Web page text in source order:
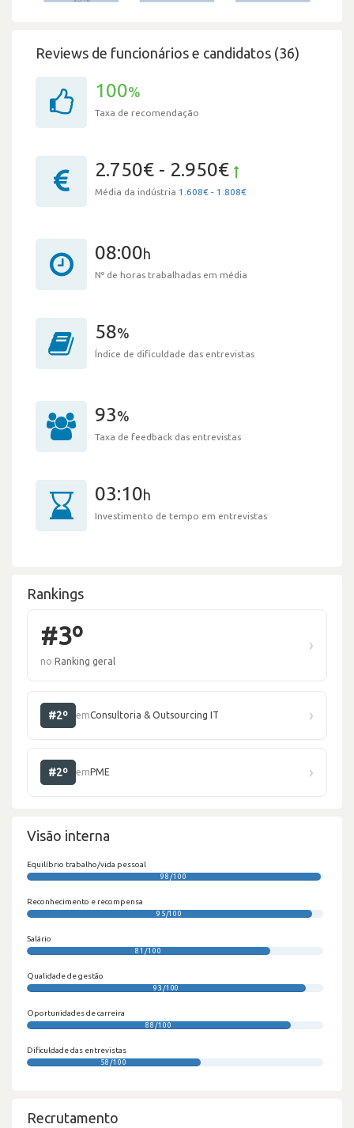
Reviews de funcionários e candidatos (36)
100%
Taxa de recomendação
2.750€ - 2.950€
Média da indústria 1.608€ - 1.808€
08:00h
Nº de horas trabalhadas em média
58%
Índice de dificuldade das entrevistas
93%
Taxa de feedback das entrevistas
03:10h
Investimento de tempo em entrevistas
Rankings
#3º
no Ranking geral
›
#2º emConsultoria & Outsourcing IT ›
#2º em PME ›
Visão interna
Equilíbrio trabalho/vida pessoal
98/100
Reconhecimento e recompensa
95/100
Salário
81/100
Qualidade de gestão
93/100
Oportunidades de carreira
88/100
Dificuldade das entrevistas
58/100
Recrutamento